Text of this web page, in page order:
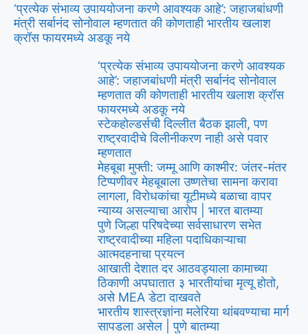
‘प्रत्येक संभाव्य उपाययोजना करणे आवश्यक आहे’: जहाजबांधणी
मंत्री सर्बानंद सोनोवाल म्हणतात की कोणताही भारतीय खलाश
क्रॉस फायरमध्ये अडकू नये
‘प्रत्येक संभाव्य उपाययोजना करणे आवश्यक
आहे’: जहाजबांधणी मंत्री सर्बानंद सोनोवाल
म्हणतात की कोणताही भारतीय खलाश क्रॉस
फायरमध्ये अडकू नये
स्टेकहोल्डर्सची दिल्लीत बैठक झाली, पण
राष्ट्रवादीचे विलीनीकरण नाही असे पवार
म्हणतात
मेहबूबा मुफ्ती: जम्मू आणि काश्मीर: जंतर-मंतर
टिप्पणीवर मेहबूबाला उष्णतेचा सामना करावा
लागला, विरोधकांचा यूटीमध्ये बळाचा वापर
न्याय्य असल्याचा आरोप | भारत बातम्या
पुणे जिल्हा परिषदेच्या सर्वसाधारण सभेत
राष्ट्रवादीच्या महिला पदाधिकाऱ्याचा
आत्मदहनाचा प्रयत्न
आखाती देशात दर आठवड्याला कामाच्या
ठिकाणी अपघातात ३ भारतीयांचा मृत्यू होतो,
असे MEA डेटा दाखवते
भारतीय शास्त्रज्ञांना मलेरिया थांबवण्याचा मार्ग
सापडला असेल | पुणे बातम्या